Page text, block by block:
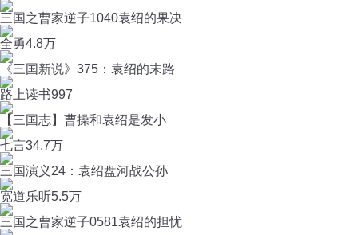
三国之曹家逆子1040袁绍的果决
全勇4.8万
《三国新说》375：袁绍的末路
路上读书997
【三国志】曹操和袁绍是发小
七言34.7万
三国演义24：袁绍盘河战公孙
宽道乐听5.5万
三国之曹家逆子0581袁绍的担忧